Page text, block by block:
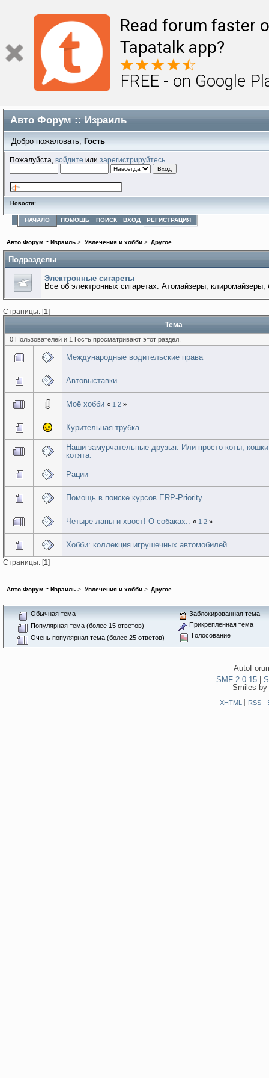
Read forum faster
Tapatalk app?
FREE - on Google
Авто Форум :: Израиль
Добро пожаловать, Гость
Пожалуйста,войдите илизарегистрируйтесь
Новости:
НАЧАЛО ПОМОЩЬ ПОИСК ВХОД РЕГИСТРАЦИЯ
Авто Форум :: Израиль > Увлечения и хобби> Другое
Подразделы
Электронные сигареты
Все об электронных сигаретах. Атомайзеры, клиромайзеры,
Страницы: [1]
Тема
0 Пользователей и 1 Гость просматривают этот раздел.
Международные водительские права
Автовыставки
Моё хобби « 1 2 »
Курительная трубка
Наши замурчательные друзья. Или просто коты,
котята.
Рации
Помощь в поиске курсов ERP-Priority
Четыре лапы и хвост! О собаках.. « 1 2 »
Хобби: коллекция игрушечных автомобилей
Страницы: [1]
Авто Форум :: Израиль > Увлечения и хобби> Другое
Обычная тема
Популярная тема (более 15 ответов)
Очень популярная тема (более 25 ответов)
Заблокированная тема
Прикрепленная тема
Голосование
SMF 2.0.15
Smiles
XHTML RSS